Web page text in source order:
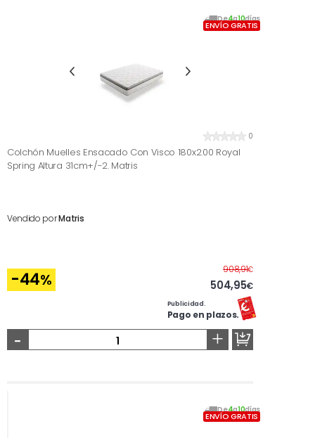
De4a10días
ENVÍO GRATIS
0
Colchón Muelles Ensacado Con Visco 180x2.00 Royal
Spring Altura 31cm+/-2. Matris
Vendido porMatris
-44%
908,91€Antes
504,95€
Publicidad.
Pago en plazos.
- +
De4a10días
ENVÍO GRATIS